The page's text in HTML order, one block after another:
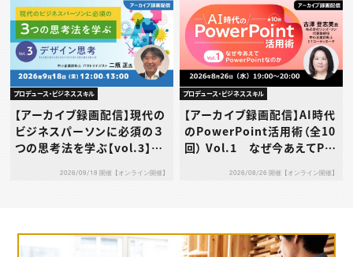
プロデュース・ビジネススキル
【アーカイブ録画配信】現代の
ビジネスパーソンに必須の３
つの思考法を学ぶ【vol.3】デ
2026/09/18 開催【オンライン開催】
プロデュース・ビジネススキル
【アーカイブ録画配信】AI時代
のPowerPoint活用術（全10
回） Vol.1 なぜ今あえてPo
2026/08/26 開催【オンライン開催】